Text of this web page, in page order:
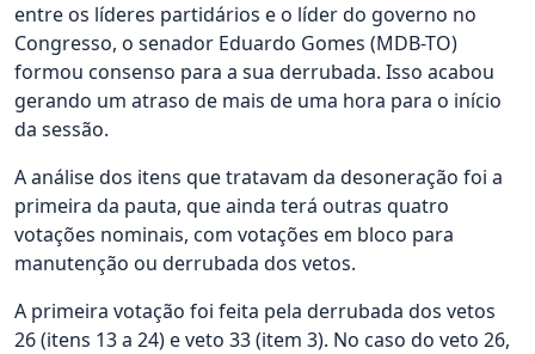
entre os líderes partidários e o líder do governo no
Congresso, o senador Eduardo Gomes (MDB-TO)
formou consenso para a sua derrubada. Isso acabou
gerando um atraso de mais de uma hora para o início
da sessão.
A análise dos itens que tratavam da desoneração foi a
primeira da pauta, que ainda terá outras quatro
votações nominais, com votações em bloco para
manutenção ou derrubada dos vetos.
A primeira votação foi feita pela derrubada dos vetos
26 (itens 13 a 24) e veto 33 (item 3). No caso do veto 26,